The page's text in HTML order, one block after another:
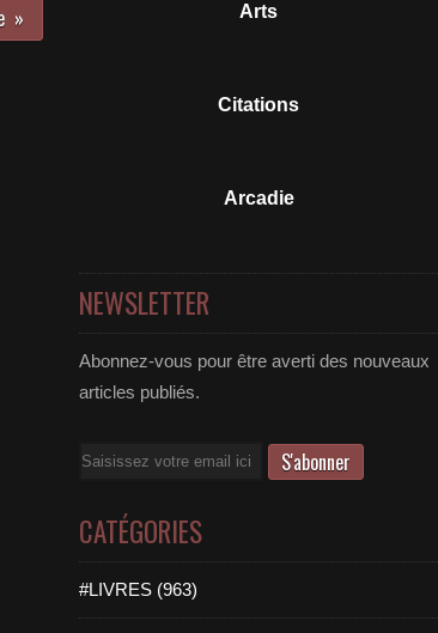
Arts
Citations
Arcadie
NEWSLETTER
Abonnez-vous pour être averti des nouveaux
articles publiés.
Email
CATÉGORIES
#LIVRES (963)